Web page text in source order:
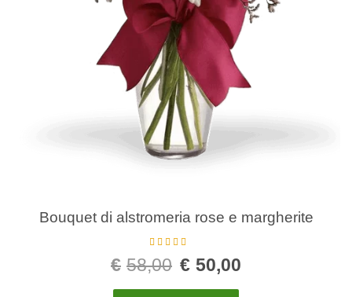
Bouquet di alstromeria rose e margherite
su 5
€ 58,00 € 50,00